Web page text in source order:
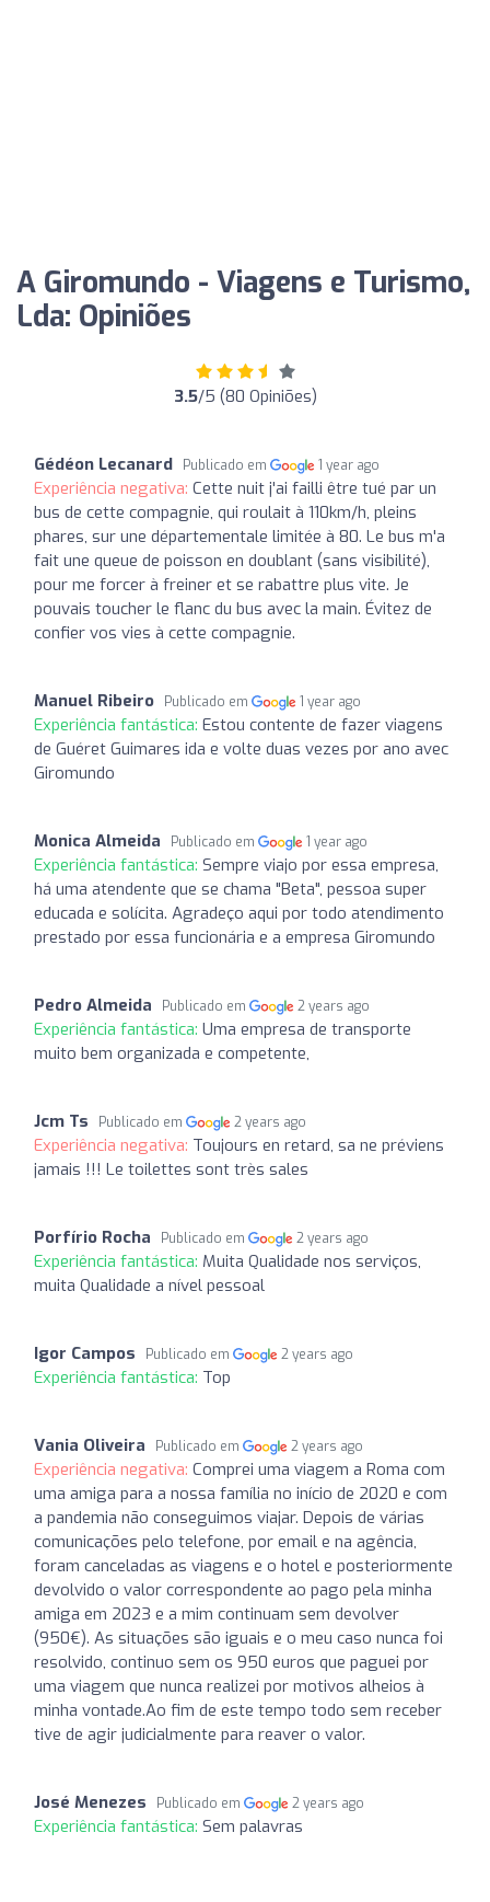
A Giromundo - Viagens e Turismo,
Lda: Opiniões
3.5/5 (80 Opiniões)
Gédéon Lecanard Publicado em 1 year ago
Experiência negativa: Cette nuit j'ai failli être tué par un
bus de cette compagnie, qui roulait à 110km/h, pleins
phares, sur une départementale limitée à 80. Le bus m'a
fait une queue de poisson en doublant (sans visibilité),
pour me forcer à freiner et se rabattre plus vite. Je
pouvais toucher le flanc du bus avec la main. Évitez de
confier vos vies à cette compagnie.
Manuel Ribeiro Publicado em 1 year ago
Experiência fantástica: Estou contente de fazer viagens
de Guéret Guimares ida e volte duas vezes por ano avec
Giromundo
Monica Almeida Publicado em 1 year ago
Experiência fantástica: Sempre viajo por essa empresa,
há uma atendente que se chama "Beta", pessoa super
educada e solícita. Agradeço aqui por todo atendimento
prestado por essa funcionária e a empresa Giromundo
Pedro Almeida Publicado em 2 years ago
Experiência fantástica: Uma empresa de transporte
muito bem organizada e competente,
Jcm Ts Publicado em 2 years ago
Experiência negativa: Toujours en retard, sa ne préviens
jamais !!! Le toilettes sont très sales
Porfírio Rocha Publicado em 2 years ago
Experiência fantástica: Muita Qualidade nos serviços,
muita Qualidade a nível pessoal
Igor Campos Publicado em 2 years ago
Experiência fantástica: Top
Vania Oliveira Publicado em 2 years ago
Experiência negativa: Comprei uma viagem a Roma com
uma amiga para a nossa família no início de 2020 e com
a pandemia não conseguimos viajar. Depois de várias
comunicações pelo telefone, por email e na agência,
foram canceladas as viagens e o hotel e posteriormente
devolvido o valor correspondente ao pago pela minha
amiga em 2023 e a mim continuam sem devolver
(950€). As situações são iguais e o meu caso nunca foi
resolvido, continuo sem os 950 euros que paguei por
uma viagem que nunca realizei por motivos alheios à
minha vontade.Ao fim de este tempo todo sem receber
tive de agir judicialmente para reaver o valor.
José Menezes Publicado em 2 years ago
Experiência fantástica: Sem palavras